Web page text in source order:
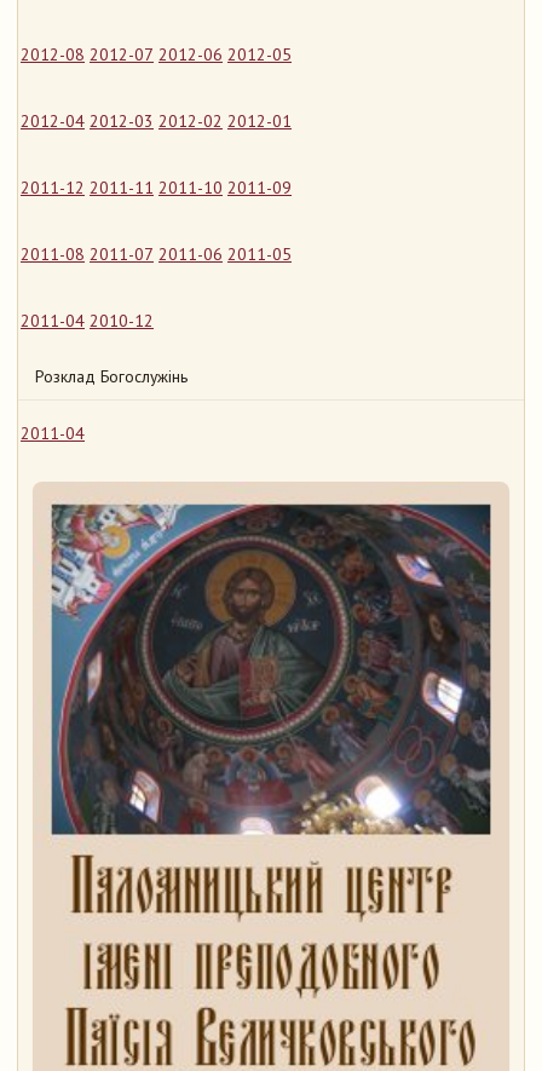
2012-08 2012-07 2012-06 2012-05
2012-04 2012-03 2012-02 2012-01
2011-12 2011-11 2011-10 2011-09
2011-08 2011-07 2011-06 2011-05
2011-04 2010-12
Розклад Богослужінь
2011-04